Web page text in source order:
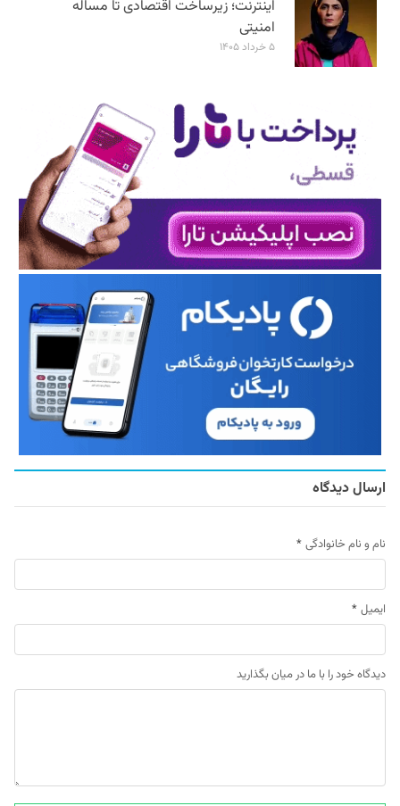
اینترنت؛ زیرساخت اقتصادی تا مساله
امنیتی
۵ خرداد ۱۴۰۵
ارسال دیدگاه
نام و نام خانوادگی *
ایمیل *
دیدگاه خود را با ما در میان بگذارید